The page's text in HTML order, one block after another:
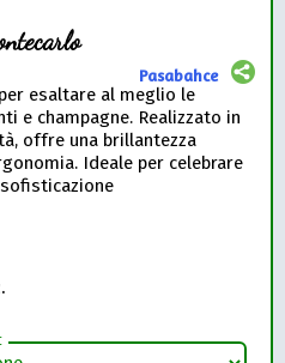
Pasabahce
esaltare al meglio le
e champagne. Realizzato in
offre una brillantezza
Ideale per celebrare